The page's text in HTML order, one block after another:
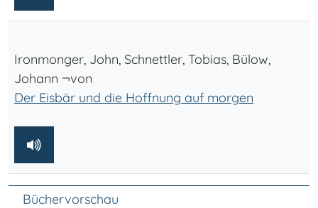
Ironmonger, John, Schnettler, Tobias, Bülow,
Johann ¬von
Der Eisbär und die Hoffnung auf morgen
Unter Navigation
Büchervorschau